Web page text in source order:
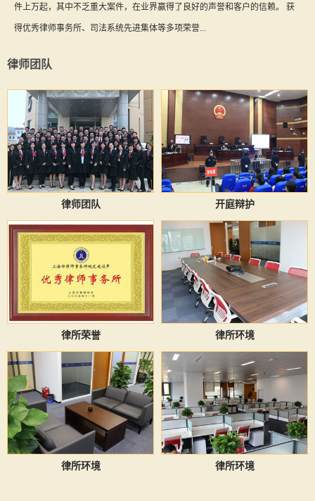
件上万起，其中不乏重大案件，在业界赢得了良好的声誉和客户的信赖。 获
得优秀律师事务所、司法系统先进集体等多项荣誉...
律师团队
律师团队 开庭辩护
律所荣誉 律所环境
律所环境 律所环境